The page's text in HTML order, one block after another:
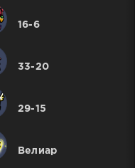
16-6
33-20
29-15
Велиар